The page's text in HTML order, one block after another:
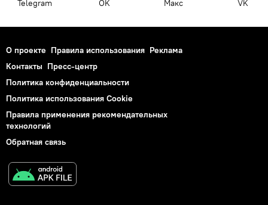
Telegram OK Макс VK
О проекте Правила использования Реклама
Контакты Пресс-центр
Политика конфиденциальности
Политика использования Cookie
Правила применения рекомендательных
технологий
Обратная связь